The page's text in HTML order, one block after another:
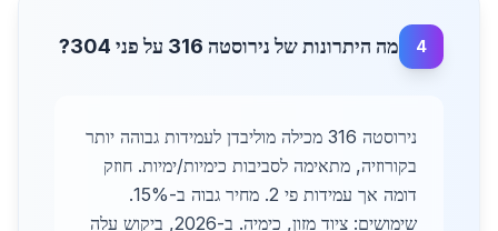
4 מה היתרונות של נירוסטה 316 על פני 304?
נירוסטה 316 מכילה מוליבדן לעמידות גבוהה יותר
בקורוזיה, מתאימה לסביבות כימיות/ימיות. חוזק
דומה אך עמידות פי 2. מחיר גבוה ב-15%.
שימושים: ציוד מזון, כימיה. ב-2026, ביקוש עלה